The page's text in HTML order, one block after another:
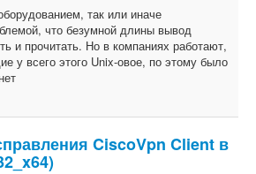
так или иначе
что безумной длины вывод
и прочитать. Но в компаниях работают,
у всего этого Unix-овое, по этому было
CiscoVpn Client в